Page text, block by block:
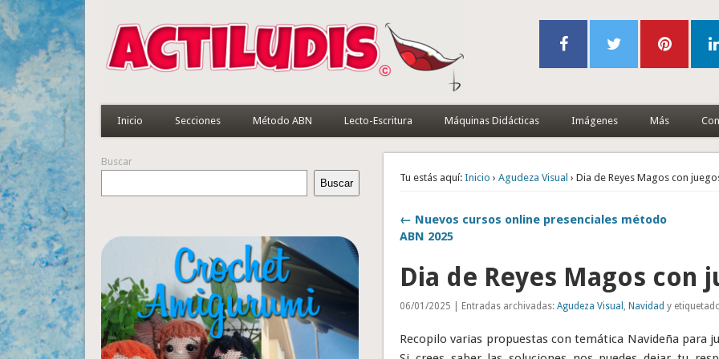
Inicio Secciones Método ABN Lecto-Escritura Máquinas Didácticas Imágenes Más
Tu estás aquí: Inicio ›Agudeza Visual › Dia de Reyes Magos con
← Nuevos cursos online presenciales método
ABN 2025
Dia de Reyes Magos con
06/01/2025 | Entradas archivadas:Agudeza Visual ,Navidad y
Recopilo varias propuestas con temática Navideña para
Buscar
Buscar